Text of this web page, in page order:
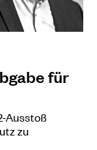
für
Ausstoß
zu